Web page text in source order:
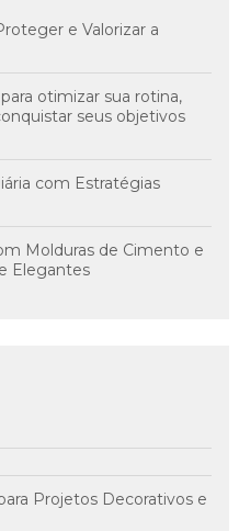
e Valorizar a
otimizar sua rotina,
seus objetivos
com Estratégias
Molduras de Cimento e
Elegantes
Projetos Decorativos e